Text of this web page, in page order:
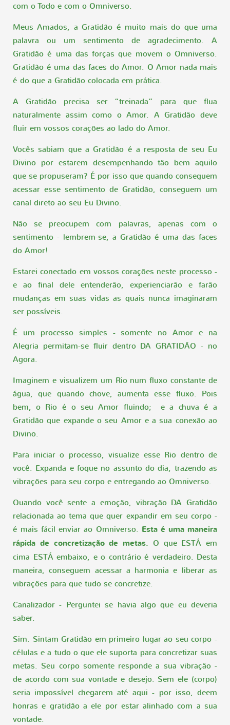
com o Todo e com o Omniverso.
Meus Amados, a Gratidão é muito mais do que uma
palavra ou um sentimento de agradecimento. A
Gratidão é uma das forças que movem o Omniverso.
Gratidão é uma das faces do Amor. O Amor nada mais
é do que a Gratidão colocada em prática.
A Gratidão precisa ser “treinada” para que flua
naturalmente assim como o Amor. A Gratidão deve
fluir em vossos corações ao lado do Amor.
Vocês sabiam que a Gratidão é a resposta de seu Eu
Divino por estarem desempenhando tão bem aquilo
que se propuseram? É por isso que quando conseguem
acessar esse sentimento de Gratidão, conseguem um
canal direto ao seu Eu Divino.
Não se preocupem com palavras, apenas com o
sentimento - lembrem-se, a Gratidão é uma das faces
do Amor!
Estarei conectado em vossos corações neste processo -
e ao final dele entenderão, experienciarão e farão
mudanças em suas vidas as quais nunca imaginaram
ser possíveis.
É um processo simples - somente no Amor e na
Alegria permitam-se fluir dentro DA GRATIDÃO - no
Agora.
Imaginem e visualizem um Rio num fluxo constante de
água, que quando chove, aumenta esse fluxo. Pois
bem, o Rio é o seu Amor fluindo; e a chuva é a
Gratidão que expande o seu Amor e a sua conexão ao
Divino.
Para iniciar o processo, visualize esse Rio dentro de
você. Expanda e foque no assunto do dia, trazendo as
vibrações para seu corpo e entregando ao Omniverso.
Quando você sente a emoção, vibração DA Gratidão
relacionada ao tema que quer expandir em seu corpo -
é mais fácil enviar ao Omniverso. Esta é uma maneira
rápida de concretização de metas. O que ESTÁ em
cima ESTÁ embaixo, e o contrário é verdadeiro. Desta
maneira, conseguem acessar a harmonia e liberar as
vibrações para que tudo se concretize.
Canalizador - Perguntei se havia algo que eu deveria
saber.
Sim. Sintam Gratidão em primeiro lugar ao seu corpo -
células e a tudo o que ele suporta para concretizar suas
metas. Seu corpo somente responde a sua vibração -
de acordo com sua vontade e desejo. Sem ele (corpo)
seria impossível chegarem até aqui - por isso, deem
honras e gratidão a ele por estar alinhado com a sua
vontade.